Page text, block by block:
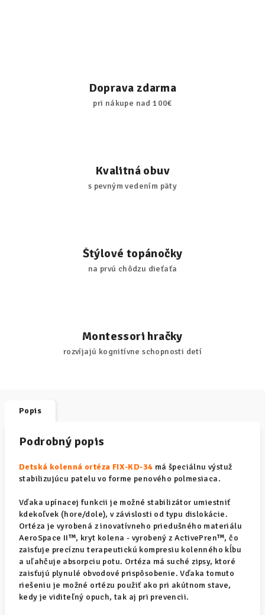
Doprava zdarma
pri nákupe nad 100€
Kvalitná obuv
s pevným vedením päty
Štýlové topánočky
na prvú chôdzu dieťaťa
Montessori hračky
rozvíjajú kognitívne schopnosti detí
Popis
Podrobný popis
Detská kolenná ortéza FIX-KD-34 má špeciálnu výstuž
stabilizujúcu patelu vo forme penového polmesiaca.
Vďaka upínacej funkcii je možné stabilizátor umiestniť
kdekoľvek (hore/dole), v závislosti od typu dislokácie.
Ortéza je vyrobená z inovatívneho priedušného materiálu
AeroSpace II™, kryt kolena - vyrobený z ActivePren™, čo
zaisťuje precíznu terapeutickú kompresiu kolenného kĺbu
a uľahčuje absorpciu potu. Ortéza má suché zipsy, ktoré
zaisťujú plynulé obvodové prispôsobenie. Vďaka tomuto
riešeniu je možné ortézu použiť ako pri akútnom stave,
kedy je viditeľný opuch, tak aj pri prevencii.